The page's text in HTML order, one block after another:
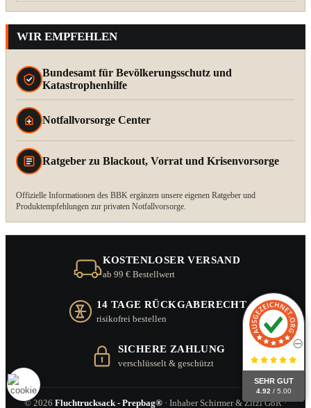
WIR EMPFEHLEN
Bundesamt für Bevölkerungsschutz und
Katastrophenhilfe
Notfallvorsorge Center
Ratgeber zu Blackout, Vorrat und Krisenvorsorge
Offizielle Informationen des BBK ergänzen unsere eigenen Ratgeber und
Produktempfehlungen zur privaten Notfallvorsorge.
SEHR GUT
4.92 / 5.00
KOSTENLOSER VERSAND
ab 99 € Bestellwert
14 TAGE RÜCKGABERECHT
risikofrei bestellen
SICHERE ZAHLUNG
verschlüsselt & geschützt
© 2026 Fluchtrucksack - Prepbag® · Inhaber Schirmer & Zitzl GbR ·